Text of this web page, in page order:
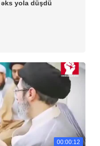
əks yola düşdü
00:00:12